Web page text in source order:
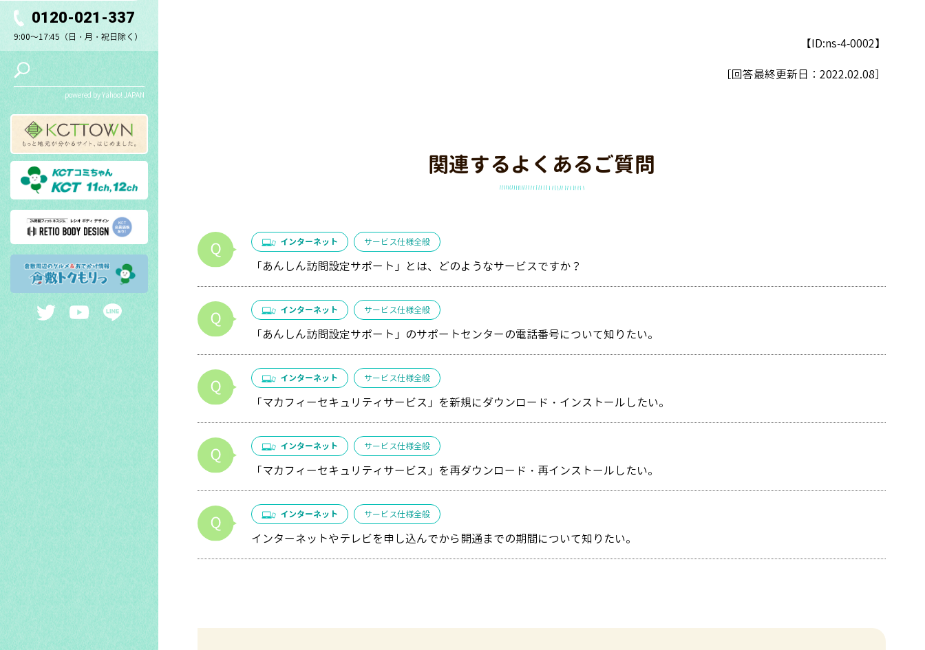
0120-021-337
9:00～17:45（日・月・祝日除く）
powered by Yahoo! JAPAN
【ID:ns-4-0002】
［回答最終更新日： 2022.02.08］
関連するよくあるご質問
インターネット サービス仕様全般
「あんしん訪問設定サポート」とは、どのようなサービスですか？
インターネット サービス仕様全般
「あんしん訪問設定サポート」のサポートセンターの電話番号について知りたい。
インターネット サービス仕様全般
「マカフィーセキュリティサービス」を新規にダウンロード・インストールしたい。
インターネット サービス仕様全般
「マカフィーセキュリティサービス」を再ダウンロード・再インストールしたい。
インターネット サービス仕様全般
インターネットやテレビを申し込んでから開通までの期間について知りたい。